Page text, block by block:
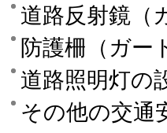
道路反射鏡（
防護柵（ガー
道路照明灯の
その他の交通